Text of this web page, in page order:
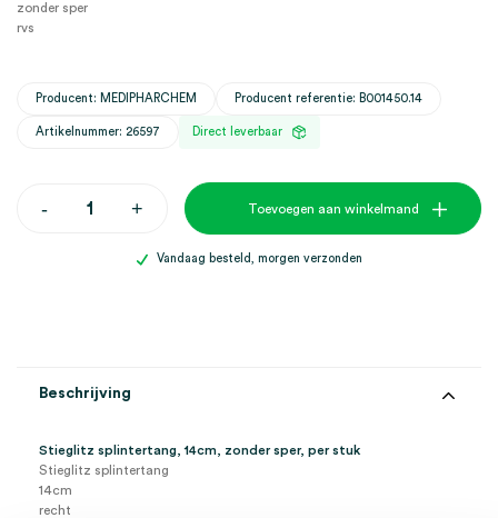
zonder sper
rvs
Producent: MEDIPHARCHEM Producent referentie: B001450.14
Artikelnummer: 26597 Direct leverbaar
-Stieglitz
+ Toevoegen aan winkelmand
Vandaag besteld, morgen verzonden
Beschrijving
Stieglitz splintertang, 14cm, zonder sper, per stuk
Stieglitz splintertang
14cm
recht